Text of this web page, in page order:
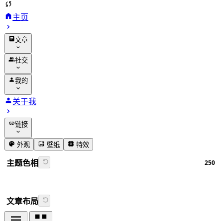
主页
文章
归档
分类
标签
社交
友链
留言
我的
动态
追番
番组计划
书签导航
关于我
链接
GitHub
Firefly文档
外观 壁纸 特效
主题色相 250
文章布局